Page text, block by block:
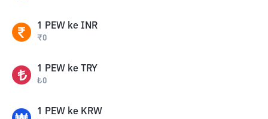
1 PEW ke INR
₹0
1 PEW ke TRY
₺0
1 PEW ke KRW